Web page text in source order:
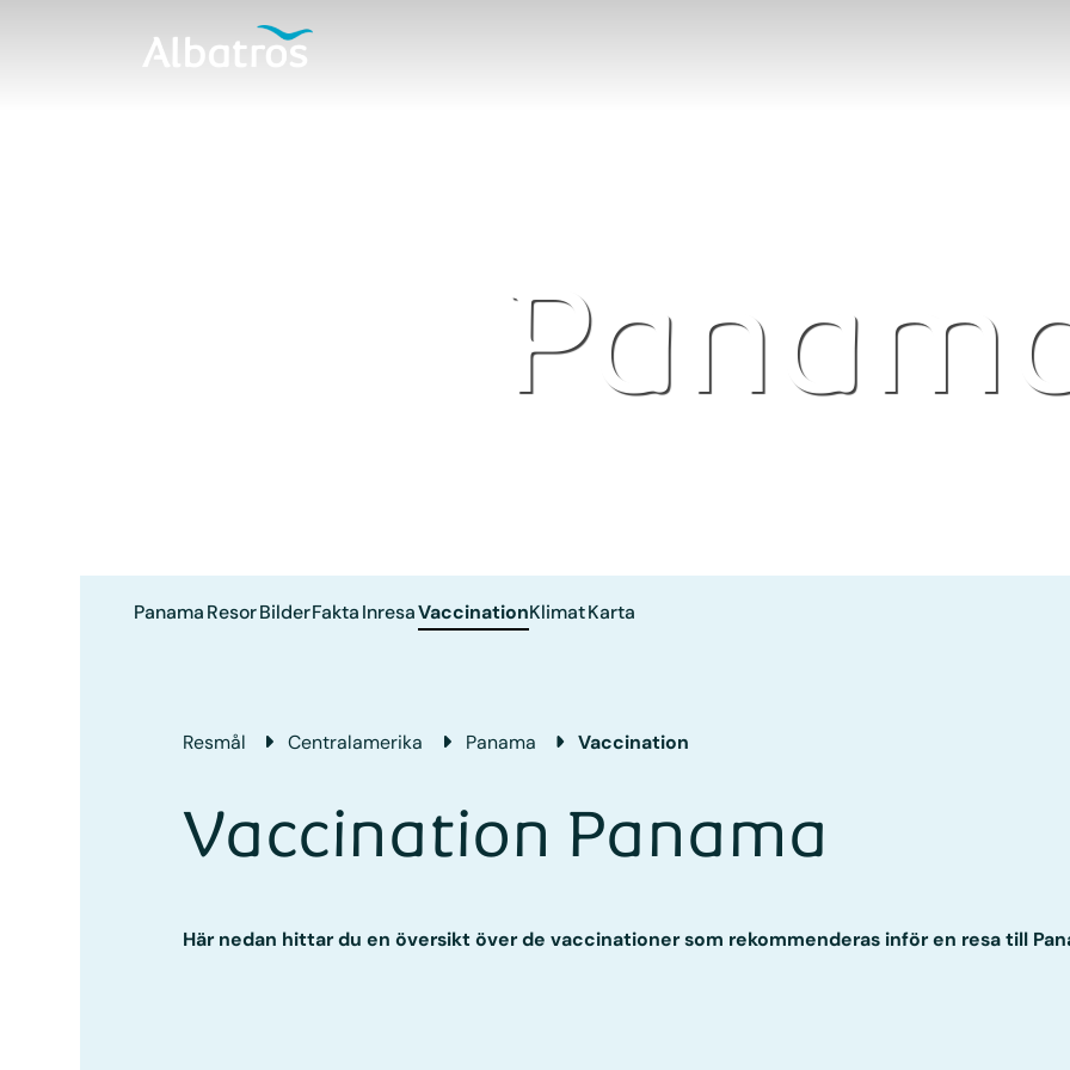
PanamaResorBilderFaktaInresaVaccinationKlimatKarta
Resmål Central­amerika Panama Vaccination
Vaccination Panama
Här nedan hittar du en översikt över de vaccinationer som rekommenderas inför en resa till